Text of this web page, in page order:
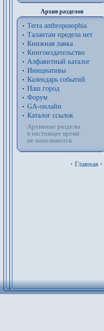
Архив разделов
Terra anthroposophia
Талантам предела нет
Книжная лавка
Книгоиздательство
Алфавитный каталог
Инициативы
Календарь событий
Наш город
Форум
GA-онлайн
Каталог ссылок
Архивные разделы
в настоящее время
не наполняются
· Главная ·